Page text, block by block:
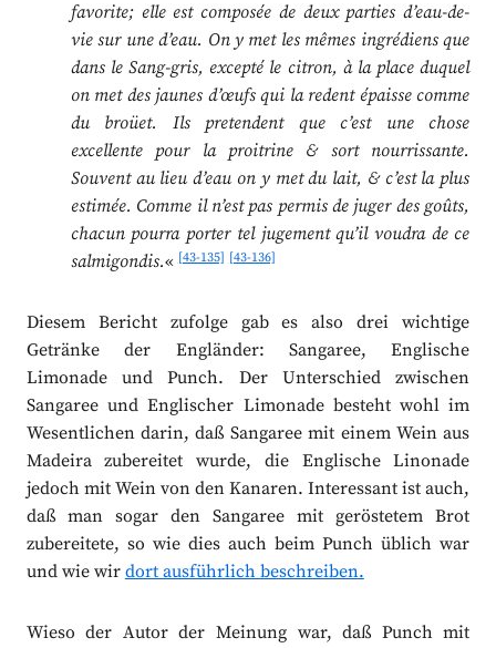
favorite; elle est composée de deux parties d’eau-de-
vie sur une d’eau. On y met les mêmes ingrédiens que
dans le Sang-gris, excepté le citron, à la place duquel
on met des jaunes d’œufs qui la redent épaisse comme
du broüet. Ils pretendent que c’est une chose
excellente pour la proitrine & sort nourrissante.
Souvent au lieu d’eau on y met du lait, & c’est la plus
estimée. Comme il n’est pas permis de juger des goûts,
chacun pourra porter tel jugement qu’il voudra de ce
salmigondis.«[43-135] [43-136]
Diesem Bericht zufolge gab es also drei wichtige
Getränke der Engländer: Sangaree, Englische
Limonade und Punch. Der Unterschied zwischen
Sangaree und Englischer Limonade besteht wohl im
Wesentlichen darin, daß Sangaree mit einem Wein aus
Madeira zubereitet wurde, die Englische Linonade
jedoch mit Wein von den Kanaren. Interessant ist auch,
daß man sogar den Sangaree mit geröstetem Brot
zubereitete, so wie dies auch beim Punch üblich war
und wie wir dort ausführlich beschreiben.
Wieso der Autor der Meinung war, daß Punch mit